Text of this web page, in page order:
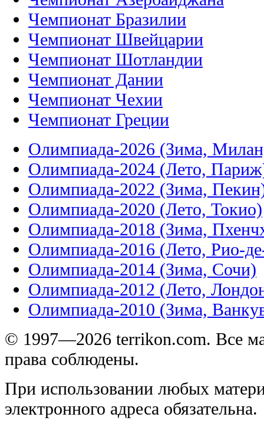
Чемпионат Бразилии
Чемпионат Швейцарии
Чемпионат Шотландии
Чемпионат Дании
Чемпионат Чехии
Чемпионат Греции
Олимпиада-2026 (Зима,
Олимпиада-2024 (Лето,
Олимпиада-2022 (Зима,
Олимпиада-2020 (Лето, Токио)
Олимпиада-2018 (Зима,
Олимпиада-2016 (Лето, Рио-
Олимпиада-2014 (Зима, Сочи)
Олимпиада-2012 (Лето,
Олимпиада-2010 (Зима,
© 1997—2026 terrikon.com. Все
права соблюдены.
При использовании любых
электронного адреса обязательна.